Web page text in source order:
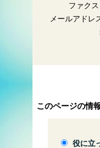
ファク
メールアドレ
このページの情
役に立